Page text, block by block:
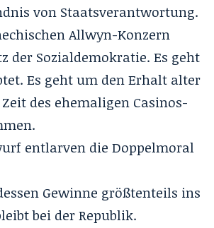
von Staatsverantwortung.
Allwyn-Konzern
Sozialdemokratie. Es geht
Es geht um den Erhalt alter
des ehemaligen Casinos-
entlarven die Doppelmoral
Gewinne größtenteils ins
bei der Republik.